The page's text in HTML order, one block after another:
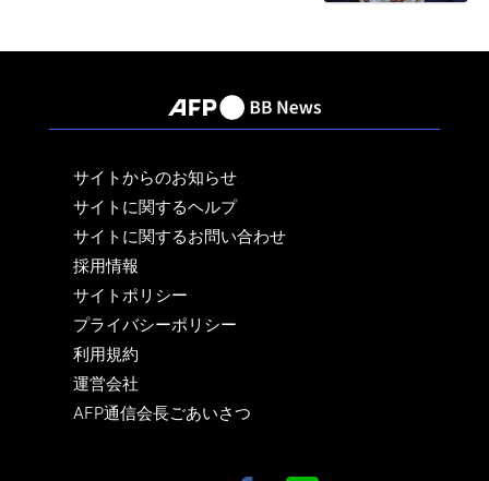
サイトからのお知らせ
サイトに関するヘルプ
サイトに関するお問い合わせ
採用情報
サイトポリシー
プライバシーポリシー
利用規約
運営会社
AFP通信会長ごあいさつ